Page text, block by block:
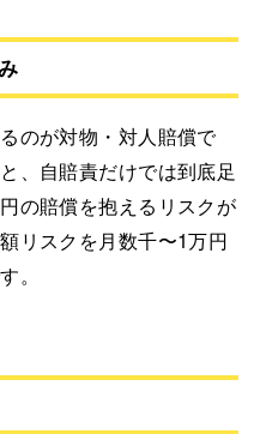
のが対物・対人賠償で
、自賠責だけでは到底足
の賠償を抱えるリスクが
リスクを月数千〜1万円
。